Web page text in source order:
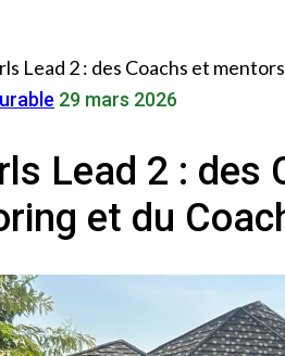
Lead 2 : des Coachs et
29 mars 2026
Lead 2 :
et du